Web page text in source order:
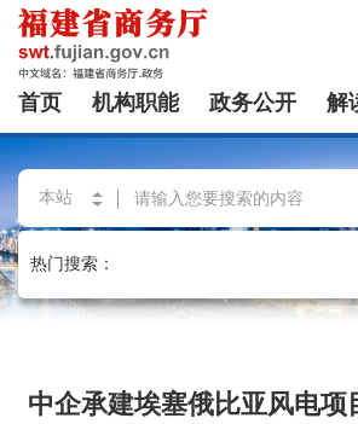
首页 机构职能 政务公开 解
热门搜索：
中企承建埃塞俄比亚风电项